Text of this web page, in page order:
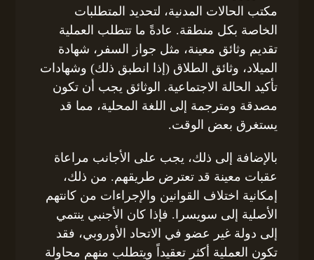
مكتب الحالات المدنية، لتحديد المتطلبات
الخاصة بكل منطقة. عادةً ما تتطلب العملية
تقديم وثائق معينة، مثل جواز السفر، شهادة
الميلاد، وثائق الطلاق (إذا انطبق ذلك) وشهادات
تأكيد الحالة الاجتماعية. الوثائق يجب أن تكون
مصدقة ومترجمة إلى اللغة المحلية، مما قد
يستغرق بعض الوقت.
بالإضافة إلى ذلك، يجب على الأجانب مراعاة
عقبات معينة قد تعترض طريقهم. من ذلك،
إمكانية اختلاف القوانين والإجراءات من كانتهم
الأصلية إلى سويسرا. فإذا كان الأجنبي ينتمي
إلى دولة غير عضو في الاتحاد الأوروبي، فقد
تكون العملية أكثر تعقيداً ويتطلب منهم محاولة